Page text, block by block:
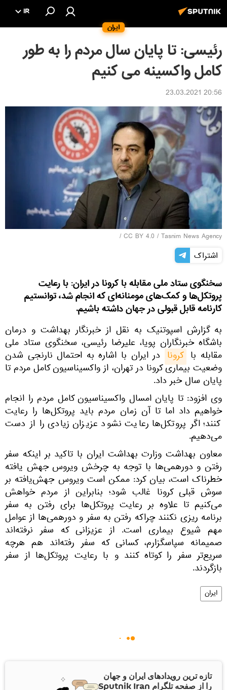
ایران
IR
رئیسی: تا پایان سال مردم را به طور
کامل واکسینه می کنیم
20:56 23.03.2021
CC BY 4.0 / Tasnim News Agency
/
اشتراک
سخنگوی ستاد ملی مقابله با کرونا در ایران: با رعایت
پروتکل‌ها و کمک‌های مومنانه‌‌ای که انجام شد، توانستیم
کارنامه قابل قبولی در جهان داشته باشیم.
به گزارش اسپوتنیک به نقل از خبرنگار بهداشت و درمان
باشگاه خبرنگاران پویا، علیرضا رئیسی، سخنگوی ستاد ملی
مقابله با کرونا در ایران با اشاره به احتمال نارنجی شدن
وضعیت بیماری کرونا در تهران، از واکسیناسیون کامل مردم تا
پایان سال خبر داد.
وی افزود: تا پایان امسال واکسیناسیون کامل مردم را انجام
خواهیم داد اما تا آن زمان مردم باید پروتکل‌ها را رعایت
کنند؛ اگر پروتکل‌ها رعایت نشود عزیزان زیادی را از دست
می‌دهیم.
معاون بهداشت وزارت بهداشت ایران با تاکید بر اینکه سفر
رفتن و دورهمی‌ها با توجه به چرخش ویروس جهش یافته
خطرناک است، بیان کرد: ممکن است ویروس جهش‌یافته بر
سوش قبلی کرونا غالب شود؛ بنابراین از مردم خواهش
می‌کنیم تا علاوه بر رعایت پروتکل‌ها برای رفتن به سفر
برنامه ریزی نکنند چراکه رفتن به سفر و دورهمی‌ها از عوامل
مهم شیوع بیماری است. از عزیزانی که سفر نرفته‌اند
صمیمانه سپاسگزارم، کسانی که سفر رفته‌اند هم هرچه
سریع‌تر سفر را کوتاه کنند و با رعایت پروتکل‌ها از سفر
بازگردند.
ایران
تازه ترین رویدادهای ایران و جهان
را از صفحه تلگرام Sputnik Iran